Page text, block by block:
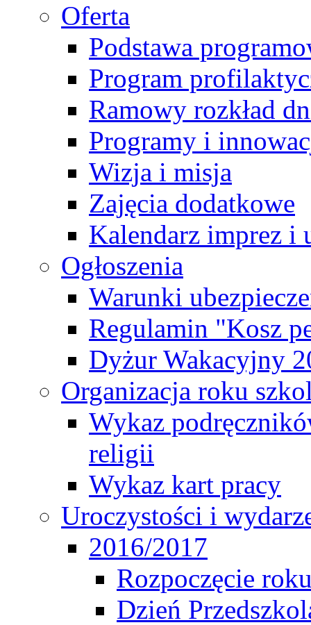
Oferta
Podstawa
Program
Ramowy rozkład
Programy i
Wizja i misja
Zajęcia dodatkowe
Kalendarz imprez i
Ogłoszenia
Warunki
Regulamin "Kosz
Dyżur Wakacyjny
Organizacja roku
Wykaz
religii
Wykaz kart pracy
Uroczystości i
2016/2017
Rozpoczęcie
Dzień